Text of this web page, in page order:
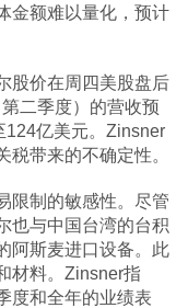
金额难以量化，预计
股价在周四美股盘后
二季度）的营收预
124亿美元。Zinsner
带来的不确定性。
限制的敏感性。尽管
也与中国台湾的台积
阿斯麦进口设备。此
材料。Zinsner指
度和全年的业绩表